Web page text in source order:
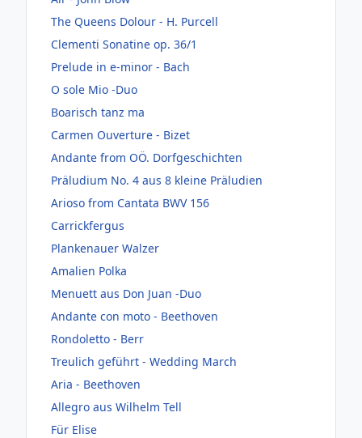
The Queens Dolour - H. Purcell
Clementi Sonatine op. 36/1
Prelude in e-minor - Bach
O sole Mio -Duo
Boarisch tanz ma
Carmen Ouverture - Bizet
Andante from OÖ. Dorfgeschichten
Präludium No. 4 aus 8 kleine Präludien
Arioso from Cantata BWV 156
Carrickfergus
Plankenauer Walzer
Amalien Polka
Menuett aus Don Juan -Duo
Andante con moto - Beethoven
Rondoletto - Berr
Treulich geführt - Wedding March
Aria - Beethoven
Allegro aus Wilhelm Tell
Für Elise